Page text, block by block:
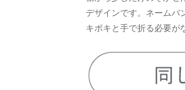
デザインです。ネームバ
キポキと手で折る必要が